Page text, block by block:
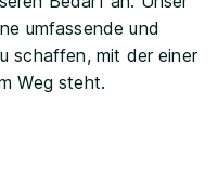
umfassende und
schaffen, mit der einer
Weg steht.